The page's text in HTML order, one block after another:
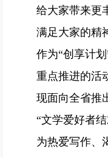
给大家带来更
满足大家的精
作为“创享计划
重点推进的活
现面向全省推
“文学爱好者结
为热爱写作、